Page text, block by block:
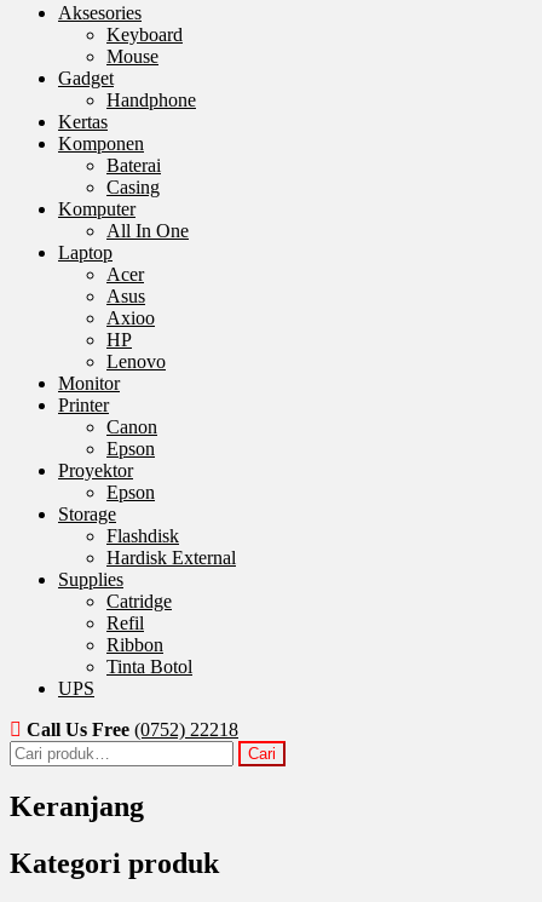
Aksesories
Keyboard
Mouse
Gadget
Handphone
Kertas
Komponen
Baterai
Casing
Komputer
All In One
Laptop
Acer
Asus
Axioo
HP
Lenovo
Monitor
Printer
Canon
Epson
Proyektor
Epson
Storage
Flashdisk
Hardisk External
Supplies
Catridge
Refil
Ribbon
Tinta Botol
UPS
Call Us Free (0752) 22218
Pencarian
untuk:
Cari
Keranjang
Kategori produk